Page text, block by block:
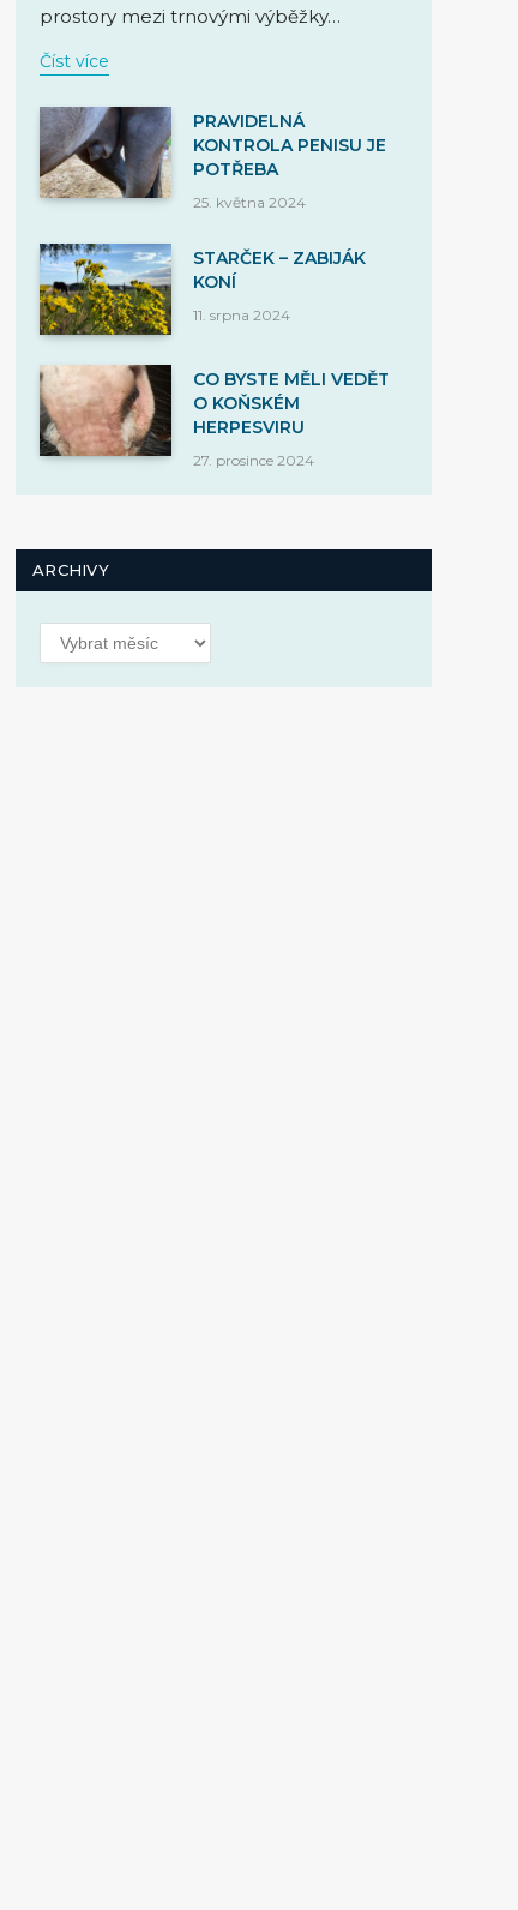
prostory mezi trnovými výběžky…
Číst více
PRAVIDELNÁ
KONTROLA PENISU JE
POTŘEBA
25. května 2024
STARČEK – ZABIJÁK
KONÍ
11. srpna 2024
CO BYSTE MĚLI VEDĚT
O KOŇSKÉM
HERPESVIRU
27. prosince 2024
ARCHIVY
Archivy